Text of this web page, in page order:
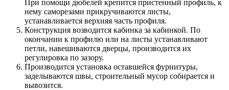
При помощи дюбелей крепится пристенный профиль, к
нему саморезами прикручиваются листы,
устанавливается верхняя часть профиля.
Конструкция возводится кабинка за кабинкой. По
окончании к профилю или на листы устанавливают
петли, навешиваются дверцы, производится их
регулировка по зазору.
Производится установка оставшейся фурнитуры,
заделываются швы, строительный мусор собирается и
вывозится.